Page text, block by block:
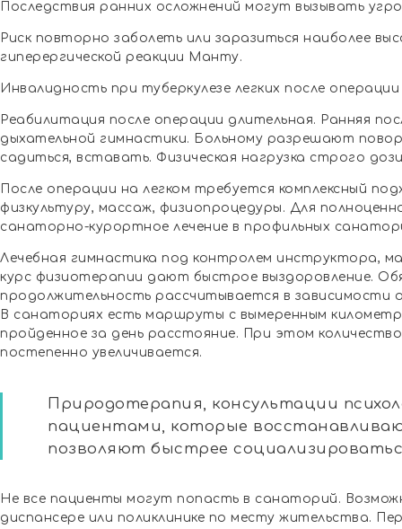
Последствия ранних осложнений могут вызывать
Риск повторно заболеть или заразиться наиболее
гиперергической реакции Манту.
Инвалидность при туберкулезе легких после
Реабилитация после операции длительная. Ранняя
дыхательной гимнастики. Больному разрешают
садиться, вставать. Физическая нагрузка строго
После операции на легком требуется комплексный
физкультуру, массаж, физиопроцедуры. Для
санаторно-курортное лечение в профильных
Лечебная гимнастика под контролем инструктора,
курс физиотерапии дают быстрое выздоровление.
продолжительность рассчитывается в зависимости
В санаториях есть маршруты с вымеренным
пройденное за день расстояние. При этом
постепенно увеличивается.
Природотерапия, консультации
пациентами, которые
позволяют быстрее
Не все пациенты могут попасть в санаторий.
диспансере или поликлинике по месту жительства.